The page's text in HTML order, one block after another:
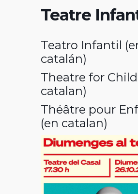
Teatre
Teatro Infantil
catalán)
Theatre for
catalan)
Théâtre pour
(en catalan)